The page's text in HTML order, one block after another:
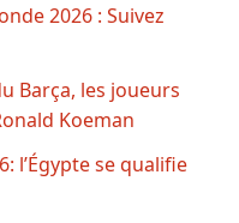
2026 : Suivez
Barça, les joueurs
Koeman
l’Égypte se qualifie